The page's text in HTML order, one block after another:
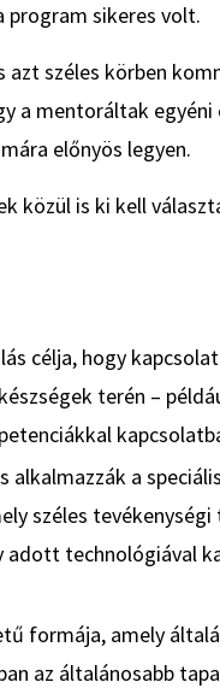
program sikeres volt.
széles körben
a mentoráltak egyéni
előnyös legyen.
közül is ki kell
célja, hogy
terén –
a
széles
technológiával
formája, amely
az általánosabb